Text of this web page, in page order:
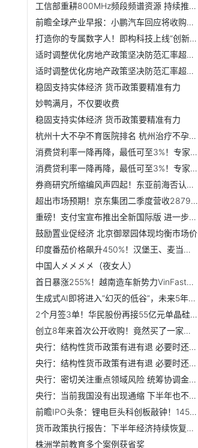
工信部重耕800MHz频段频谱资源 持续推动我国5G高质量发展
前瞻全球产业早报：小鹏汽车回应将收购玛莎拉蒂
打造你的专属数字人！即构科技上线“创新生产工场”
适时调整优化房地产政策坚决防范汇率超调风险
适时调整优化房地产政策坚决防范汇率超调风险
稳固支持实体经济 货币政策要精准有力
妙鸭满月，不仅要收费
稳固支持实体经济 货币政策要精准有力
杭州十大不孕不育医院排名 杭州治疗不孕不育好的医院有哪些
消费贷利率一降再降，最低可至3%！专家：注意资金套利风险
消费贷利率一降再降，最低可至3%！专家：注意资金套利风险
券商研究所缩编风声四起！东亚前海否认裁员 头部券商人士：...
超出市场预期！京东集团二季度营收2879亿元【附电子商务行业...
重磅！支付宝宣布推出全新国际版 进一步优化服务流程【附支...
鼓励置业促经济 北京御翠园体现均衡市场价
印度番茄价格飙升450%！汉堡王、麦当劳等多家门店宣布停用番...
中国人㐅㐅㐅㐅（夜女人）
首日暴涨255%！越南造车新势力VinFast赴美上市，市值超过奔驰...
生成式AI即将进入“幻灭的低谷”，未来5年内将进入第5阶段【...
2个月签3单！华民股份再接55亿元单晶硅片大单【附单晶硅片市...
创立8年来首次公开收购！竟然买了一家做游戏的公司？【附全球...
央行：结构性货币政策有进有退 必要时还可再创设新工具
央行：结构性货币政策有进有退 必要时还可再创设新工具
央行：密切关注重点领域风险 统筹协调金融支持地方债务风险...
央行：当前我国没有出现通缩 下半年也不会有通缩风险
前瞻IPO头条：锂电巨头科创板敲钟！145亿床垫龙头募投项目延期
货币政策执行报告：下半年经济持续恢复有坚实基础
株洲学前教育多个案例获省奖